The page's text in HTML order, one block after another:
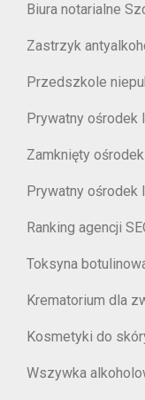
Biura notarialne
Zastrzyk
Przedszkole
Prywatny ośrodek
Zamknięty
Prywatny ośrodek
Ranking agencji
Toksyna
Krematorium dla
Kosmetyki do
Wszywka